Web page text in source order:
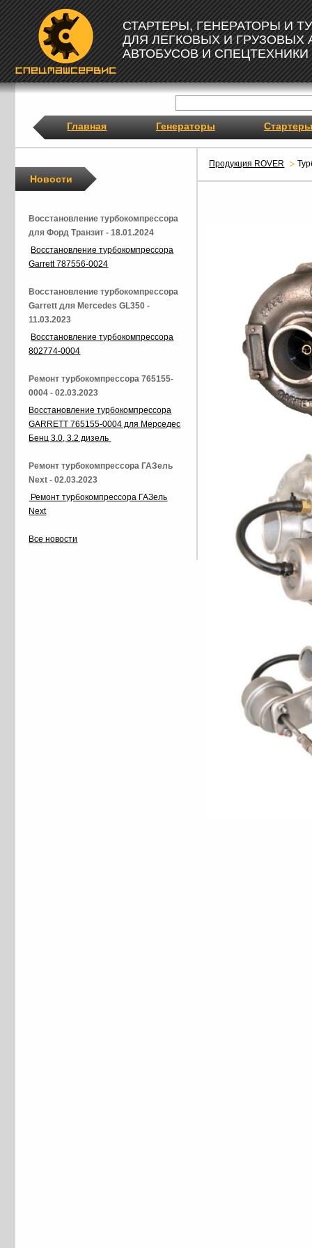
СТАРТЕРЫ, ГЕНЕРАТОРЫ И
ДЛЯ ЛЕГКОВЫХ И ГРУЗОВЫХ
АВТОБУСОВ И СПЕЦТЕХНИКИ
Главная Генераторы Стартеры
Продукция ROVER
Новости
Восстановление турбокомпрессора
для Форд Транзит - 18.01.2024
Восстановление турбокомпрессора
Garrett 787556-0024
Восстановление турбокомпрессора
Garrett для Mercedes GL350 -
11.03.2023
Восстановление турбокомпрессора
802774-0004
Ремонт турбокомпрессора 765155-
0004 - 02.03.2023
Восстановление турбокомпрессора
GARRETT 765155-0004 для Мерседес
Бенц 3.0, 3.2 дизель
Ремонт турбокомпрессора ГАЗель
Next - 02.03.2023
Ремонт турбокомпрессора ГАЗель
Next
Все новости